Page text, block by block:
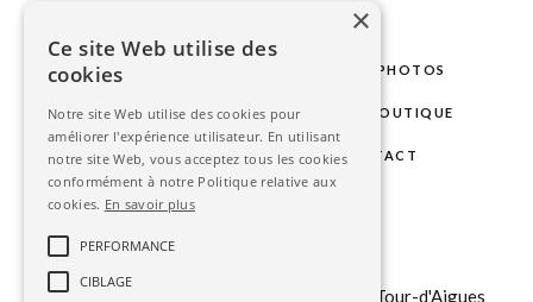
LE STUDIO SÉANCES PHOTOS
PHOTOS D'IDENTITÉ GALERIE BOUTIQUE
BLOG ESPACE CLIENT CONTACT
151 b chemin du Tour du Revol, 84240 La Tour-d'Aigues
×
Ce site Web utilise des
cookies
Notre site Web utilise des cookies pour
améliorer l'expérience utilisateur. En utilisant
notre site Web, vous acceptez tous les cookies
conformément à notre Politique relative aux
cookies. En savoir plus
PERFORMANCE
CIBLAGE